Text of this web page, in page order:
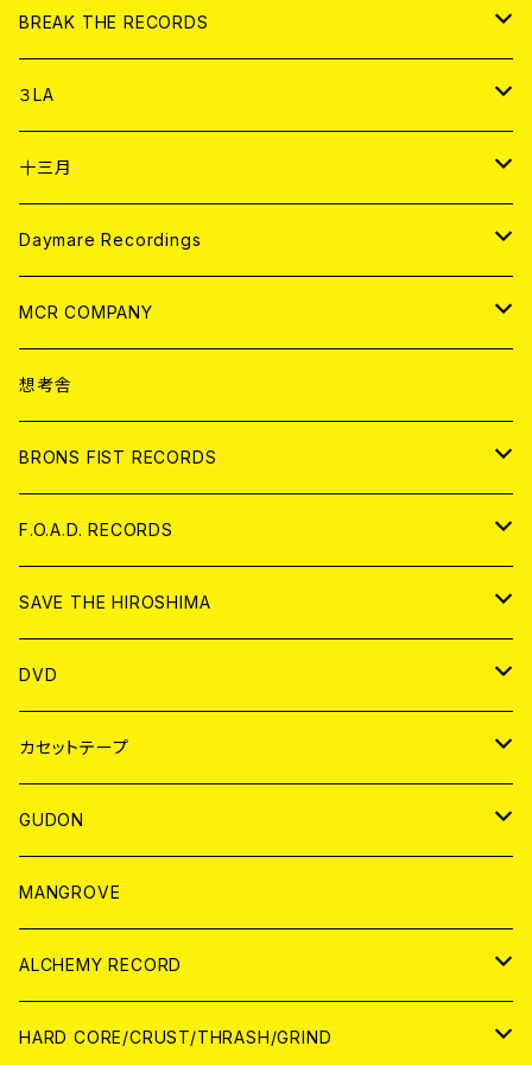
書籍
DIGITAL CONTENTS
アナログ
CD
アナログ
BREAK THE RECORDS
CD
ANALOG
アパレル
３LA
CD
ANALOG
十三月
CD
ANALOG
Daymare Recordings
CD
ANALOG
MCR COMPANY
CD
アパレル
ANALOG
想考舎
BRONS FIST RECORDS
CD
ANALOG
F.O.A.D. RECORDS
CD
ANALOG
SAVE THE HIROSHIMA
アパレル
BADGE
DVD
JAPAN
WORLD
カセットテープ
JAPAN
WORLD
GUDON
アパレル
PATCH
アナログ
MANGROVE
ALCHEMY RECORD
CD
HARD CORE/CRUST/THRASH/GRIND